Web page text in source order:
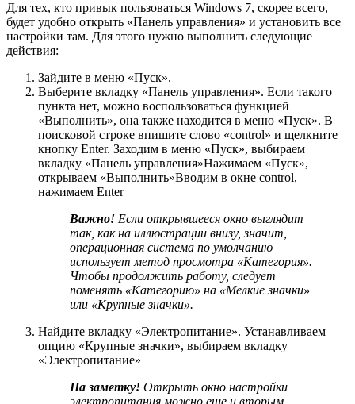
Для тех, кто привык пользоваться Windows 7, скорее всего,
будет удобно открыть «Панель управления» и установить все
настройки там. Для этого нужно выполнить следующие
действия:
Зайдите в меню «Пуск».
Выберите вкладку «Панель управления». Если такого
пункта нет, можно воспользоваться функцией
«Выполнить», она также находится в меню «Пуск». B
поисковой строке впишите слово «соntrol» и щелкните
кнопку Enter. Заходим в меню «Пуск», выбираем
вкладку «Панель управления»Нажимаем «Пуск»,
открываем «Выполнить»Вводим в окне control,
нажимаем Enter
Важно! Если открывшееся окно выглядит
так, как на иллюстрации внизу, значит,
операционная система по умолчанию
использует метод просмотра «Категория».
Чтобы продолжить работу, следует
поменять «Категорию» на «Мелкие значки»
или «Крупные значки».
Найдите вкладку «Электропитание». Устанавливаем
опцию «Крупные значки», выбираем вкладку
«Электропитание»
На заметку! Открыть окно настройки
электропитания можно еще и вторым